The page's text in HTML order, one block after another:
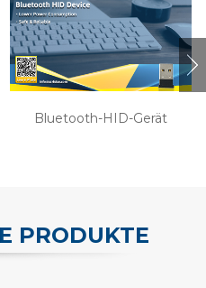
Bluetooth-HID-Gerät
PRODUKTE